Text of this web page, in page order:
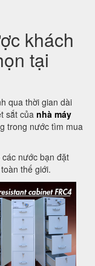
khách
tại
qua thời gian dài
sắt của nhà máy
trong nước tìm mua
nước bạn đặt
thế giới.